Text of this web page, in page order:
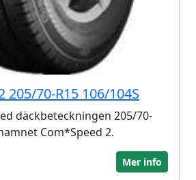
205/70-R15 106/104S
däckbeteckningen 205/70-
Com*Speed 2.
Mer info